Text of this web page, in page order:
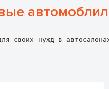
своих нужд в